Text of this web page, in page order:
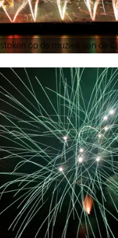
op de muziek van de